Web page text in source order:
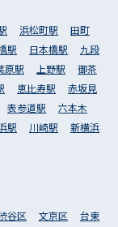
浜松町駅
田町
駅 日本橋駅
九段
原駅 上野駅
御茶
恵比寿駅
赤坂見
表参道駅
六本木
駅 川崎駅
新横浜
谷区 文京区 台東